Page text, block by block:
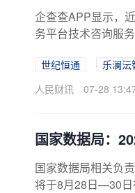
企查查APP显示，
务平台技术咨询服
世纪恒通
乐澜沄
人民财讯
07-28
国家数据局：
国家数据局相关负
将于8月28日—30日